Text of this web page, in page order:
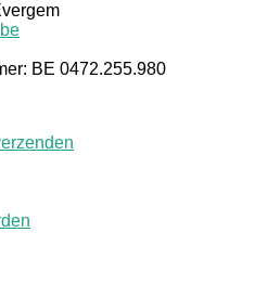
BE 0472.255.980